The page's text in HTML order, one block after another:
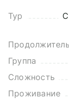
Тур
Группа
Сложность
Проживание